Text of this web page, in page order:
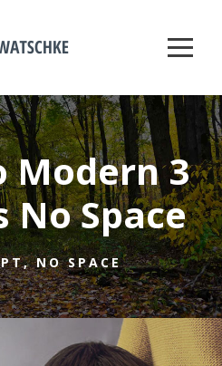
Modern 3
No Space
NO SPACE